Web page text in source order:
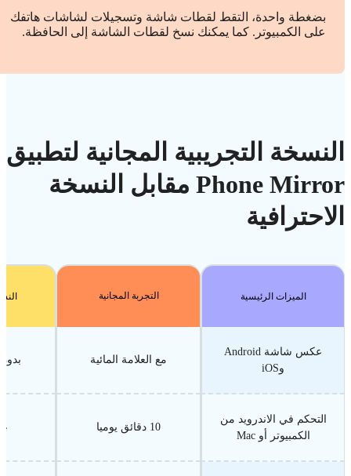
بضغطة واحدة، التقط لقطات شاشة وتسجيلات لشاشات هاتفك
على الكمبيوتر. كما يمكنك نسخ لقطات الشاشة إلى الحافظة.
النسخة التجريبية المجانية لتطبيق
Phone Mirror مقابل النسخة
الاحترافية
الميزات الرئيسية التجربة المجانية
عكس شاشة Android
وiOS
مع العلامة المائية
التحكم في الاندرويد من
الكمبيوتر أو Mac
10 دقائق يوميا